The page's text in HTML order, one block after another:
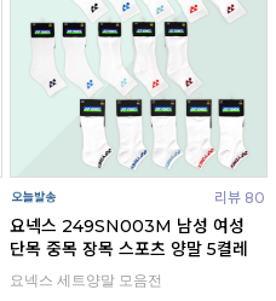
리뷰 80
요넥스 249SN003M 남성 여성
단목 중목 장목 스포츠 양말 5켤레
요넥스 세트양말 모음전